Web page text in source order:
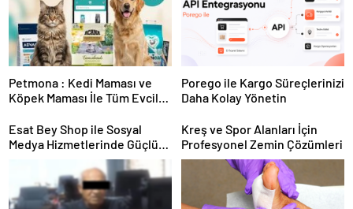
Petmona : Kedi Maması ve
Köpek Maması İle Tüm Evcil
Porego ile Kargo Süreçlerinizi
Daha Kolay Yönetin
Esat Bey Shop ile Sosyal
Medya Hizmetlerinde Güçlü
Kreş ve Spor Alanları İçin
Profesyonel Zemin Çözümleri